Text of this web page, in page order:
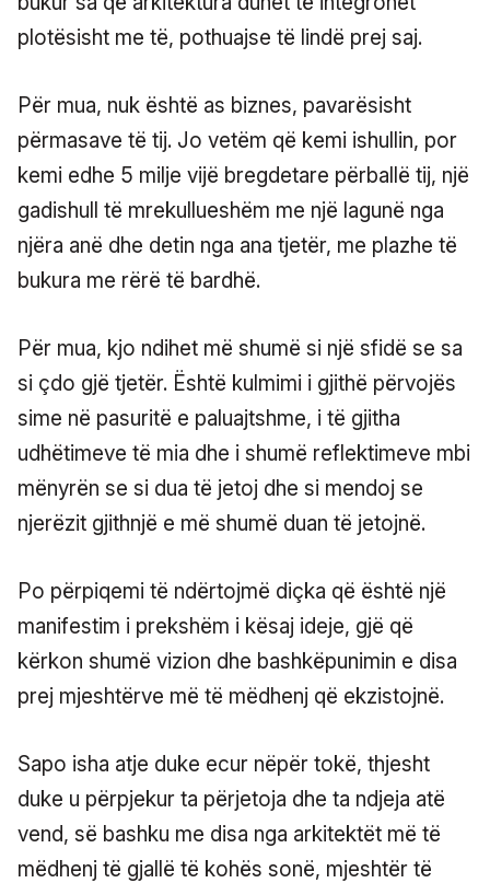
plotësisht me të, pothuajse të lindë prej saj.
Për mua, nuk është as biznes, pavarësisht
përmasave të tij. Jo vetëm që kemi ishullin, por
kemi edhe 5 milje vijë bregdetare përballë tij, një
gadishull të mrekullueshëm me një lagunë nga
njëra anë dhe detin nga ana tjetër, me plazhe të
bukura me rërë të bardhë.
Për mua, kjo ndihet më shumë si një sfidë se sa
si çdo gjë tjetër. Është kulmimi i gjithë përvojës
sime në pasuritë e paluajtshme, i të gjitha
udhëtimeve të mia dhe i shumë reflektimeve mbi
mënyrën se si dua të jetoj dhe si mendoj se
njerëzit gjithnjë e më shumë duan të jetojnë.
Po përpiqemi të ndërtojmë diçka që është një
manifestim i prekshëm i kësaj ideje, gjë që
kërkon shumë vizion dhe bashkëpunimin e disa
prej mjeshtërve më të mëdhenj që ekzistojnë.
Sapo isha atje duke ecur nëpër tokë, thjesht
duke u përpjekur ta përjetoja dhe ta ndjeja atë
vend, së bashku me disa nga arkitektët më të
mëdhenj të gjallë të kohës sonë, mjeshtër të